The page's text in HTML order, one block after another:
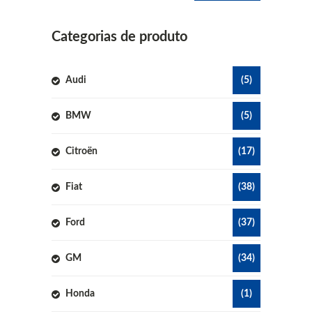
Categorias de produto
Audi (5)
BMW (5)
Citroën (17)
Fiat (38)
Ford (37)
GM (34)
Honda (1)